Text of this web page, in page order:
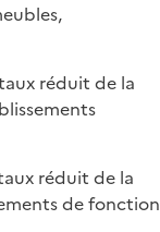
réduit de la
réduit de la
de fonction